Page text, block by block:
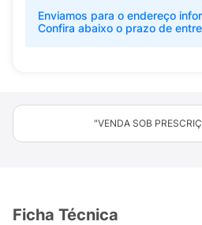
Enviamos para o endereço
Confira abaixo o prazo de
"VENDA SOB
Ficha Técnica